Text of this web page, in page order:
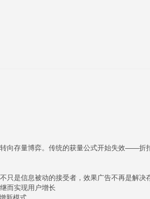
向存量博弈。传统的获量公式开始失效——折
只是信息被动的接受者，效果广告不再是解决
而实现用户增长
新模式